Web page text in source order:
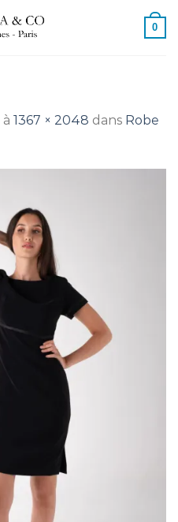
0
à 1367 × 2048 dans Robe